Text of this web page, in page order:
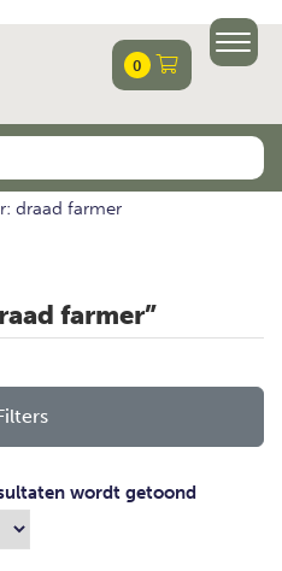
0
draad farmer
farmer”
wordt getoond